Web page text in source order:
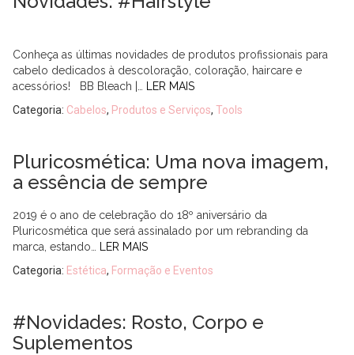
Conheça as últimas novidades de produtos profissionais para
cabelo dedicados à descoloração, coloração, haircare e
acessórios! BB Bleach |…
LER MAIS
Categoria: Cabelos, Produtos e Serviços, Tools
Pluricosmética: Uma nova imagem,
a essência de sempre
2019 é o ano de celebração do 18º aniversário da
Pluricosmética que será assinalado por um rebranding da
marca, estando…
LER MAIS
Categoria: Estética, Formação e Eventos
#Novidades: Rosto, Corpo e
Suplementos